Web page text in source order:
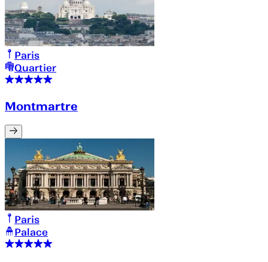
Paris
Quartier
Montmartre
Paris
Palace